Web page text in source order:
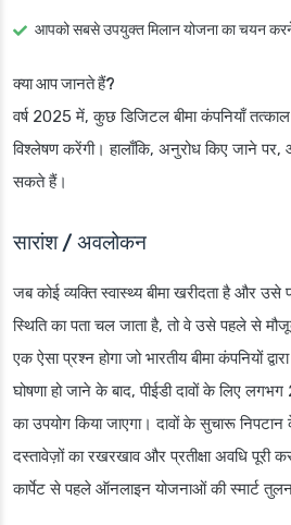
आपको सबसे उपयुक्त मिलान योजना का चयन
क्या आप जानते हैं?
वर्ष 2025 में, कुछ डिजिटल बीमा कंपनियाँ
विश्लेषण करेंगी। हालाँकि, अनुरोध किए जाने पर,
सकते हैं।
सारांश / अवलोकन
जब कोई व्यक्ति स्वास्थ्य बीमा खरीदता है और उसे
स्थिति का पता चल जाता है, तो वे उसे पहले से
एक ऐसा प्रश्न होगा जो भारतीय बीमा कंपनियों
घोषणा हो जाने के बाद, पीईडी दावों के लिए
का उपयोग किया जाएगा। दावों के सुचारू
दस्तावेज़ों का रखरखाव और प्रतीक्षा अवधि पूरी
कार्पेट से पहले ऑनलाइन योजनाओं की स्मार्ट